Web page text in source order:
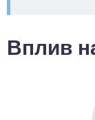
Вплив